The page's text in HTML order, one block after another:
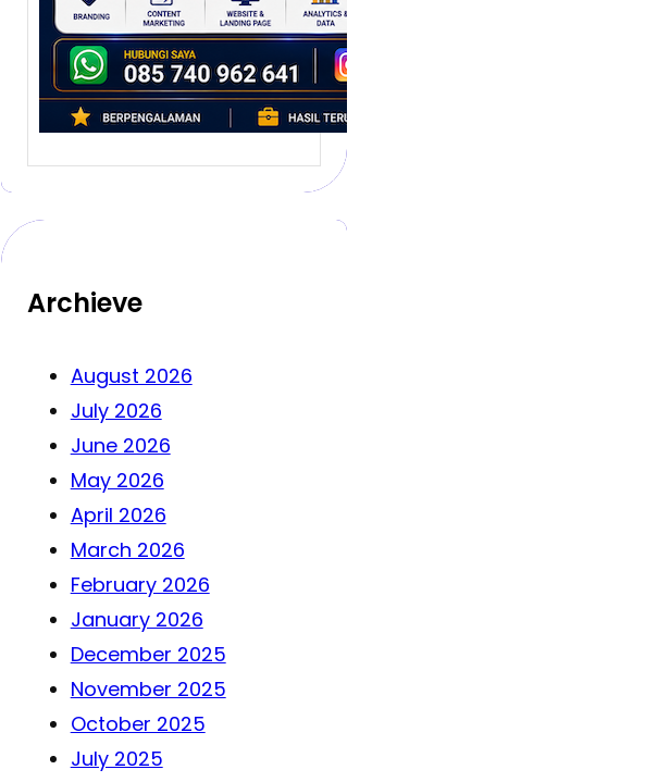
promosi banyak…
Archieve
August 2026
July 2026
June 2026
May 2026
April 2026
March 2026
February 2026
January 2026
December 2025
November 2025
October 2025
July 2025